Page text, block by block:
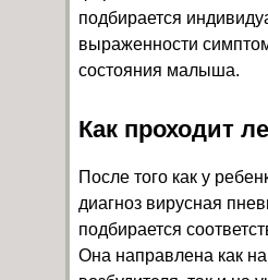
подбирается
выраженности
состояния малыша.
Как проходит
После того как у
диагноз вирусная
подбирается
Она направлена как